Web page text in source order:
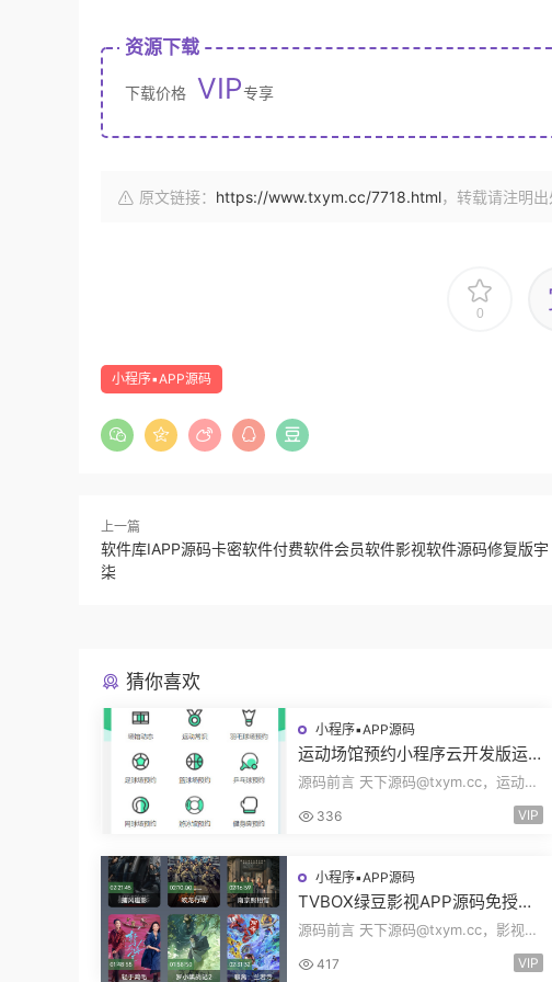
资源下载
下载价格 VIP专享
原文链接： https://www.txym.cc/7718.html，转载请注明出
0
小程序▪APP源码
上一篇
软件库IAPP源码卡密软件付费软件会员软件影视软件源码修复版宇
柒
猜你喜欢
小程序▪APP源码
运动场馆预约小程序云开发版运
动常识场馆动态羽毛球健身房乒
乓球预约管理预约凭证源码
源码前言 天下源码@txym.cc，运动场
馆预约小程序，自带详细的安装使用手
册，大小1...
336 VIP
小程序▪APP源码
TVBOX绿豆影视APP源码免授权
二开版UI9影视排行榜TV端手机
端完整版源码追剧影视
源码前言 天下源码@txym.cc，影视源
码绿豆ui9二开版3.1.0，自带简单的安
装说明，...
417 VIP